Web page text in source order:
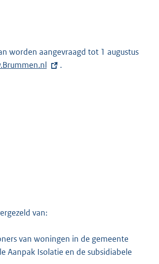
worden aangevraagd tot 1 augustus
.
van:
van woningen in de gemeente
Aanpak Isolatie en de subsidiabele